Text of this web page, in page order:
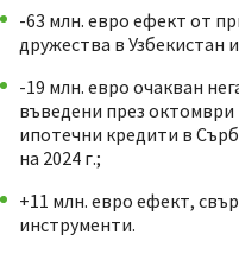
-63 млн. евро ефект от
дружества в Узбекистан
-19 млн. евро очакван
въведени през октомври
ипотечни кредити в
на 2024 г.;
+11 млн. евро ефект,
инструменти.